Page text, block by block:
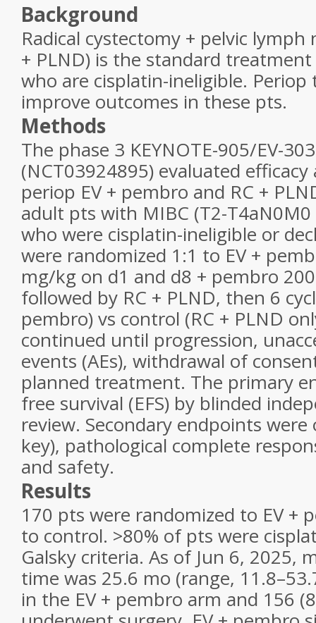
Background
Radical cystectomy + pelvic lymph
+ PLND) is the standard
who are cisplatin-ineligible. Periop
improve outcomes in these pts.
Methods
The phase 3 KEYNOTE-905/EV-
(NCT03924895) evaluated
periop EV + pembro and RC +
adult pts with MIBC (T2-
who were cisplatin-ineligible or
were randomized 1:1 to EV +
mg/kg on d1 and d8 + pembro
followed by RC + PLND, then 6
pembro) vs control (RC + PLND
continued until progression,
events (AEs), withdrawal of
planned treatment. The primary
free survival (EFS) by blinded
review. Secondary endpoints were
key), pathological complete
and safety.
Results
170 pts were randomized to EV +
to control. >80% of pts were
Galsky criteria. As of Jun 6, 2025,
time was 25.6 mo (range,
in the EV + pembro arm and 156